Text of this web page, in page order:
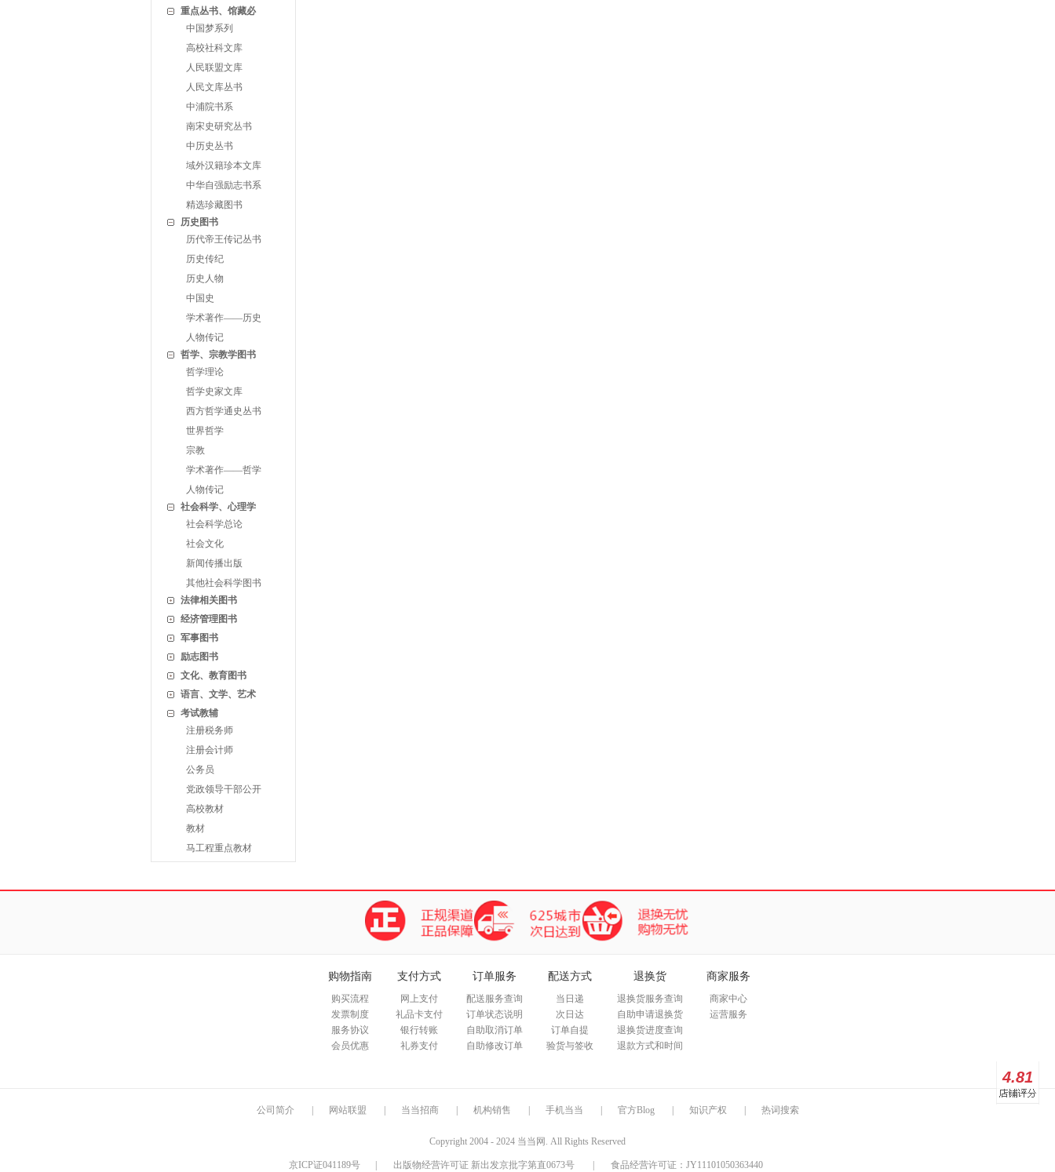
重点丛书、馆藏必
中国梦系列
高校社科文库
人民联盟文库
人民文库丛书
中浦院书系
南宋史研究丛书
中历史丛书
域外汉籍珍本文库
中华自强励志书系
精选珍藏图书
历史图书
历代帝王传记丛书
历史传纪
历史人物
中国史
学术著作——历史
人物传记
哲学、宗教学图书
哲学理论
哲学史家文库
西方哲学通史丛书
世界哲学
宗教
学术著作——哲学
人物传记
社会科学、心理学
社会科学总论
社会文化
新闻传播出版
其他社会科学图书
法律相关图书
经济管理图书
军事图书
励志图书
文化、教育图书
语言、文学、艺术
考试教辅
注册税务师
注册会计师
公务员
党政领导干部公开
高校教材
教材
马工程重点教材
4.81
购物指南
购买流程
发票制度
服务协议
会员优惠
支付方式
网上支付
礼品卡支付
银行转账
礼券支付
订单服务
配送服务查询
订单状态说明
自助取消订单
自助修改订单
配送方式
当日递
次日达
订单自提
验货与签收
退换货
退换货服务查询
自助申请退换货
退换货进度查询
退款方式和时间
商家服务
商家中心
运营服务
公司简介 网站联盟 当当招商 机构销售 手机当当 官方Blog 知识产权 热词搜索
Copyright 2004 - 2024 当当网. All Rights Reserved
京ICP证041189号 出版物经营许可证 新出发京批字第直0673号 食品经营许可证：JY11101050363440